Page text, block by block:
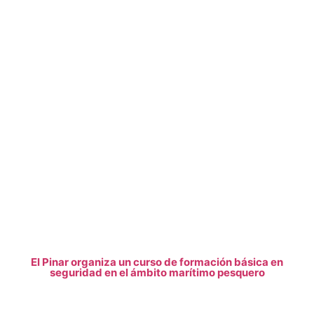
El Pinar organiza un curso de formación básica en
seguridad en el ámbito marítimo pesquero